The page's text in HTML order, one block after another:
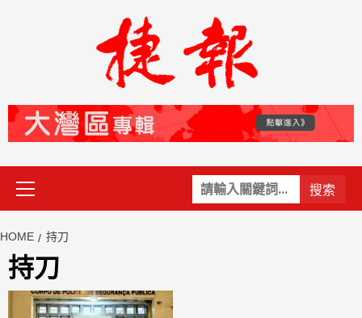
關
鍵
Primary
Menu
HOME 持刀
持刀